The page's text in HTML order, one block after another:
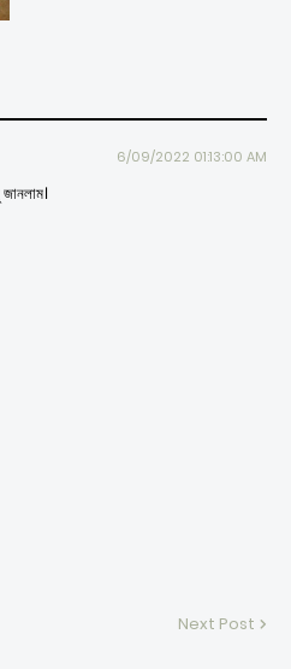
6/09/2022 01:13:00 AM
Next Post